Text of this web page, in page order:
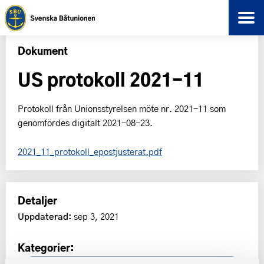
Dokument
US protokoll 2021-11
Protokoll från Unionsstyrelsen möte nr. 2021-11 som
genomfördes digitalt 2021-08-23.
2021_11_protokoll_epostjusterat.pdf
Detaljer
Uppdaterad: sep 3, 2021
Kategorier: